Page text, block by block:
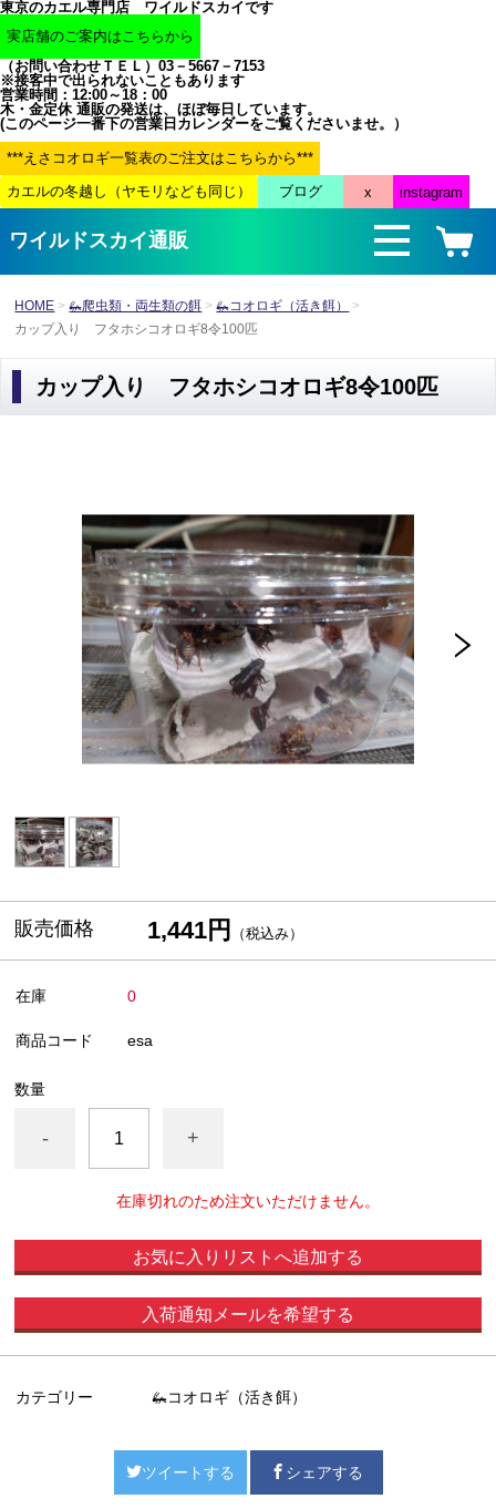
東京のカエル専門店 ワイルドスカイです
（お問い合わせＴＥＬ）03－5667－7153
※接客中で出られないこともあります
営業時間：12:00～18：00
木・金定休 通販の発送は、ほぼ毎日しています。
(このページ一番下の営業日カレンダーをご覧くださいませ。）
ワイルドスカイ通販
HOME 🦗爬虫類・両生類の餌
🦗コオロギ（活き餌）
カップ入り フタホシコオロギ8令100匹
カップ入り フタホシコオロギ8令100匹
販売価格 1,441円 （税込み）
在庫 0
商品コード esa
数量
- +
在庫切れのため注文いただけません。
お気に入りリストへ追加する
入荷通知メールを希望する
カテゴリー 🦗コオロギ（活き餌）
ツイートする シェアする